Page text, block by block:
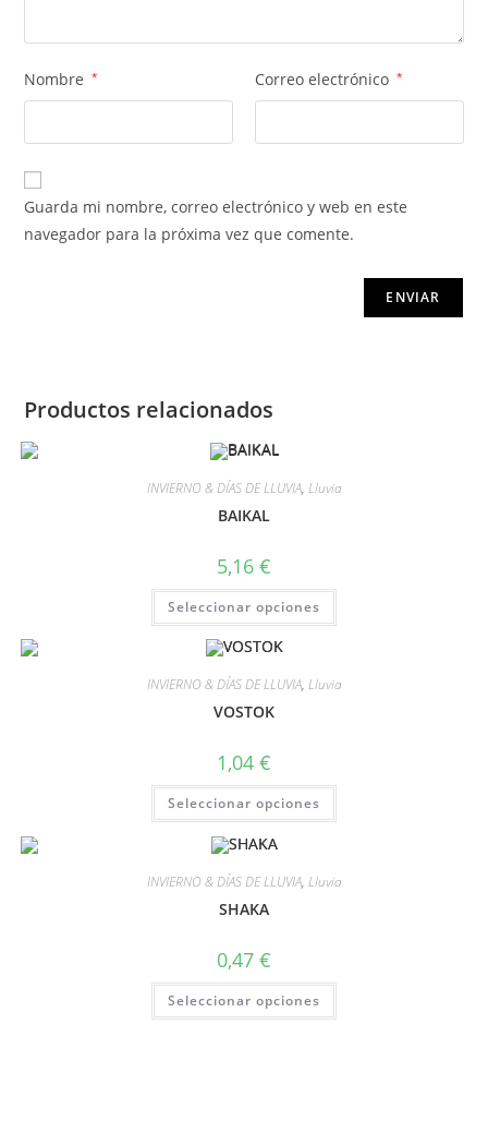
Nombre * Correo electrónico *
Guarda mi nombre, correo electrónico y web en este
navegador para la próxima vez que comente.
Productos relacionados
INVIERNO & DÍAS DE LLUVIA, Lluvia
BAIKAL
5,16 €
Seleccionar opciones
INVIERNO & DÍAS DE LLUVIA, Lluvia
VOSTOK
1,04 €
Seleccionar opciones
INVIERNO & DÍAS DE LLUVIA, Lluvia
SHAKA
0,47 €
Seleccionar opciones